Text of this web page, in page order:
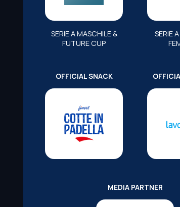
SERIE A MASCHILE &
FUTURE CUP
SERIE
OFFICIAL SNACK
MEDIA PARTNER